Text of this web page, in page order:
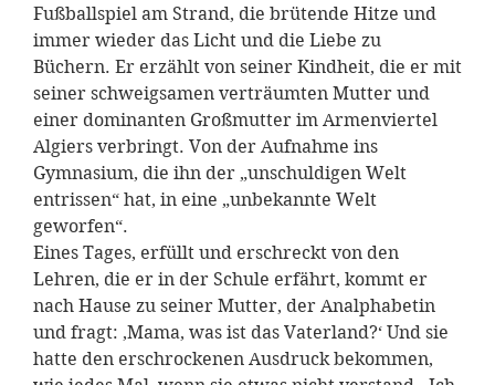
Fußballspiel am Strand, die brütende Hitze und
immer wieder das Licht und die Liebe zu
Büchern. Er erzählt von seiner Kindheit, die er mit
seiner schweigsamen verträumten Mutter und
einer dominanten Großmutter im Armenviertel
Algiers verbringt. Von der Aufnahme ins
Gymnasium, die ihn der „unschuldigen Welt
entrissen“ hat, in eine „unbekannte Welt
geworfen“.
Eines Tages, erfüllt und erschreckt von den
Lehren, die er in der Schule erfährt, kommt er
nach Hause zu seiner Mutter, der Analphabetin
und fragt: ‚Mama, was ist das Vaterland?‘ Und sie
hatte den erschrockenen Ausdruck bekommen,